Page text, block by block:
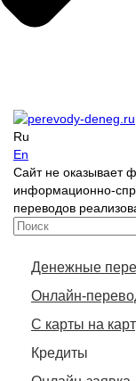
Ru
En
Сайт не оказывает
информационно-
переводов
Денежные
Онлайн-
С карты на
Кредиты